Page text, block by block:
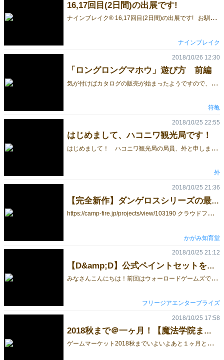
16,17回目(2日間)の出展です!‬
ナ
インブレイク® 16,17回目(2日間)の出展です!‬ お馴染みの改良版ナインブレイク® 4×4&6×6 New ナインブレイク® 8×8 目印は、いつもの旗とTシャツ ブース番号：A25 試遊卓：２台 ‪※東京ビッグサイトでお待ちしております!‬ ‪ホールマップ‬ ‪http://gamemarket.jp/map/‬
ナインブレイク
「ロングロングマホウ」遊び方 前編
気
が付けばカタログの販売が始まったようですので、そろそろゲームページ以外の投稿もしなければ。 ということで、まずは遊び方の詳細なご説明をさせていただきます。 とはいえ単に文章だけの説明も退屈ですので、以下実際に遊びながら、半リプレイ形式でお送りしたいと思います。 今回は前編ということで、１セット分書かせていただきます。 Ⅰ、準備 各プレーヤーに５枚ずつ魔法カードを配り、残りを山札とします。 その後得点カードをシャッフルし、１枚めくります。 ここに書かれているのが、このセットの得点と制限時間になります。 今回は「制限時間５秒、得点３点」のカードが出ました。 得点カードの半分は２点なので、得点の高い今回は確実に勝って点を稼ぎたいところですね。 Ⅱ、 １ターン目 最初の人(スタートプレイヤー)から、手番を行います。 手番では、手札から１枚魔法カードを選び、場に出して読み上げます。 この時、噛んだり時間内に読み切れなかったりすると、脱落となります。 初回から脱落するわけにはいきませんので、気合を入れまして… スゥ… 「アロボロ！！」 よし、噛まなかったので次の人に手番が移ります。 あ、ちなみに制限時間内ならさらに手札から出して読んだり、山札をめくって読んだりしてもいいんですよね。 そうやって余分に読んだ呪文は別のプレイヤーに送り付けることができるんですけど、まあそんな意地悪１ターン目からやってくる奴はいないでしょ… Ⅲ、２ターン目 なんでや え、いやなんか伸びてるんですけど。あ、キャッチコピーの「呪文が伸びて、伸ばされて」ってそういうことっすか。そっすか。 …まあ、これぐらいならいけるでしょう。１枚手札から出しまして、読み上げます。この時、既に出ている呪文の右端に出して全部読まないといけないのですが、集中して、 「アロボロボポポポカタタタタキキミスィビフィニ！！」 ﾄﾞﾔｧ Ⅳ、３ターン目 うん、知ってた。 てかなんで一番前に「ン」が来てんだよ。送り付けるときはどこに置いてもいいのかよ。あ、いいんですかそうですか。 あと３枚目と４枚目「ポボボポ」と「ボポポポ」で違うじゃねえか。もうスマホだと小さくてわからねえよ。つま先立ちして写真撮る人のこと考えろよお前ら。 まあ、でも手札にまだ言いやすい「アロボロ」あるし…やるしかねえ… 「ンルンンルヌアロボロポボボポボポポポ カタタタタキキミスィビフィニアロボロ！！」 ｾﾞｴ…ｾﾞｴ… Ⅴ、４ターン目 何 故 ま だ 送 っ て こ れ る ん だ お 前 ら もはや画質的に呪文読めねえよ。てか ラストのお前えええええええええええええええええええ！！ １枚で2.5枚分ぐらいの分量あんじゃねえか誰だよこんなの作ったの私だわ。 これ５秒っすかまじすかさらに１枚出すんですかそうっすか。 では… 「ンルンンルヌアロボロポボッボ…パッ…ポ…」 そんなわけでこのセットは負けてしまいましたが、ここから逆転できるのがこのゲームです！！ 次回遊び方後編、「作者死す」 週明け…ぐらいに投稿できれば… あ、ゲームページはこちらからご覧ください。 予約も行っておりますので、過去作の分もぜひ。
2018/10/26 12:30
符亀
はじめまして、ハコニワ観光局です！
は
じめまして！ ハコニワ観光局の局員、外と申します。 ちゃんと申しますと、ハコニワ観光局というサークル名で個人活動を行っております。 ゲームマーケット2018年秋が初出展になります。いやもう緊張しますね…… 初出展に持ち込むゲームは『回る遺跡』という3,4人用のゲームになります。 コンセプトは「回せるボード」。ボードが回った面白いかな、という思いつきからだんだんと形ができていきました。そこに推測要素を入れたり抜いたり、運要素がどんどん抜けていったり、でもガチバトルは苦手だから半協力的なアクションになったりしていって今に至ります。ゲームのルールはまた改めてご紹介いたしますね。 このゲームは、ボードゲームを遊び始めてまだ浅い人に30分程度でボードを使ったゲームを遊んでもらいたいなという思いで作っています。 実をいうと、自分は「ボードゲームが作りたい！」から始まったわけではなく「自分の世界を形にしたい！」から始めたのですが……そのお話はまた別の日にお付き合いいただければと思います。 うーん、私がご挨拶するつもりが、なんだかゲームのご挨拶になってしまいました……思ったようにきれいに書けませんね。 しっかりした局員になれるよう、がんばります。
2018/10/25 22:55
外
【完全新作】ダンゲロスシリーズの最新作「ダンジョン&amp;ダンゲロス」を作りたい！
h
ttps://camp-fire.jp/projects/view/103190 クラウドファンディング開始しました！ 15セット限定の超早割は残り５セットです！ ３０万円コースもすごくいいと思い！ ます！！！
2018/10/25 21:36
かがみ知育堂
【D&amp;D】公式ペイントセットをゲームマーケットにてご紹介予定！
み
なさんこんにちは！前回はウォーロードゲームズでしたが今回は弊社名フリージアエンタープライズで出展します！ ブース番号は24・25日共に A48 です。 さて、今回はちょっとビックなお知らせです！ 弊社Twitterや各種イベントでご紹介してきましたが、TRPGの金字塔ダンジョンズ＆ドラゴンズ 初の公式ペイントシリーズ「ノルザーの不思議な絵の具」各製品をゲームマーケット2018会場でもご紹介する予定です。 このシリーズはボードゲームやウォーゲームで使用するミニチュアをペイントするための塗料を展開するアーミーペインター社による力作で、 このたび世界で初めてダンジョンズ＆ドラゴンズの公式ペイントアイテムとしてついに日本にも到着します！ 各種ペイントガイドも弊社WEBサイトにて公開予定です。どうぞお楽しみに！ いずれの製品も当日ブースにてお取り置きも可能です。弊社WEBストアよりご予約をお願いします。 ノルザーの不思議な絵の具 ダンジョンズ＆ドラゴンズ 公式ペイントシリーズ アドベンチャラーズペイントセット ¥4,000 ダンジョンズ＆ドラゴンズの公式スターターペイントセットがこのアドベンチャラーズペイントセット。 このセットには基本色10色（各12ml入）と万能なブラシが1本、さらにコレクションミニチュア「ミンスクとブー」が入っています。 ミニチュアのペイントが初めての方には最適な製品です。 モンスターズペイントセット ¥12,000 アドベンチャラーズペイントセットの追加・拡張セットとして登場するのがこのモンスターズペイントセット。 この製品にはミニチュアのペイントをより楽しく塗り込めるための36色のカラーとコレクションミニチュア「アウルベア」が入っています。 すでにペイントを楽しまれている方だけではなく、これからペイントを挑戦したい全てのプレイヤーにとってもオススメのセットです。 このセット内のカラーを使用すればD&Dをはじめとする多くのTRPGのミニチュアのハイライト・シェイディング・汚し塗装が手軽にそして本格的に楽しめるオススメのペイントセットです。 ノルザーの魔法のブラシセット ¥2,000 ペイントをより楽しまれたいお客様向けのブラシセットです。 このセットは面積の大きい場所に適した毛先の長いベースコートブラシ、ミニチュアの細かい場所のペイントに適したディティールブラシ、ミニチュアの凹凸に容易に陰影をつけることができるドライブラシの3本が入っています。 いずれもドイツの職人による手仕事による製品で、初心者・ベテランペインター問わず使いやすいデザインのブラシです。
2018/10/25 21:12
フリージアエンタープライズ
2018秋まで＠一ヶ月！【魔法学院まほまほ】
ゲ
ームマーケット2018秋までいよいよあと１ヶ月となりました。ババばば工房では前回春の基本セットに引き続き、TRPG「へろへろファンタジーCards」の拡張セット“魔法学院まほまほ”を頒布致します。 →まほまほの説明はこちら 2018秋 日-D31 ババばば工房 「魔法学院まほまほ」2,800円予定 これから一ヶ月こちらとホームページ、ツィッターで作品の情報をアップしていきますので、宜しくお願い致します。 →へろへろホームページ
2018/10/25 17:58